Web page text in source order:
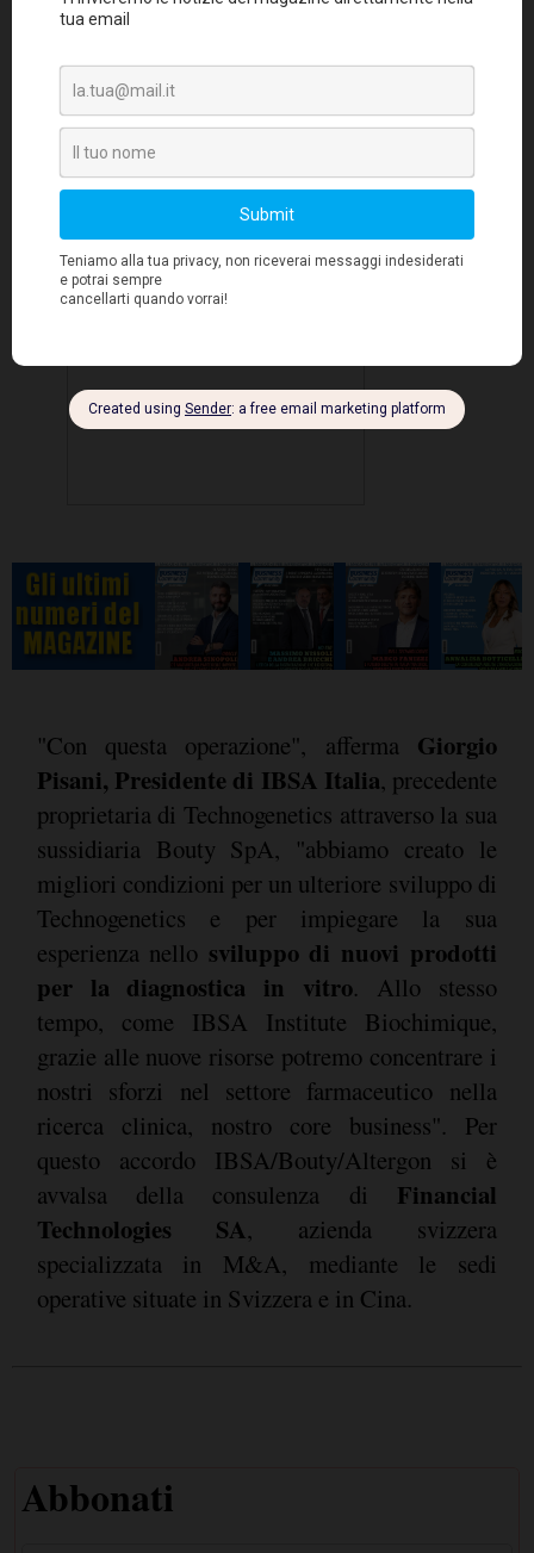
Italia, è molto importante per lo sviluppo di
ed èuna tappa fondamentale per il
riconoscimento del valore della nostra R&D
in un campo così competitivo come quello
della diagnostica".
"Con questa operazione", afferma Giorgio
Pisani, Presidente di IBSA Italia, precedente
proprietaria di Technogenetics attraverso la sua
sussidiaria Bouty SpA, "abbiamo creato le
migliori condizioni per un ulteriore sviluppo di
Technogenetics e per impiegare la sua
esperienza nellosviluppo di nuovi prodotti
per la diagnostica in vitro. Allo stesso
tempo, come IBSA Institute Biochimique,
grazie alle nuove risorse potremo concentrare i
nostri sforzi nel settore farmaceutico nella
ricerca clinica, nostro core business". Per
questo accordo IBSA/Bouty/Altergon si è
avvalsa della consulenza di Financial
Technologies SA, azienda svizzera
specializzata in M&A, mediante le sedi
operative situate in Svizzera e in Cina.